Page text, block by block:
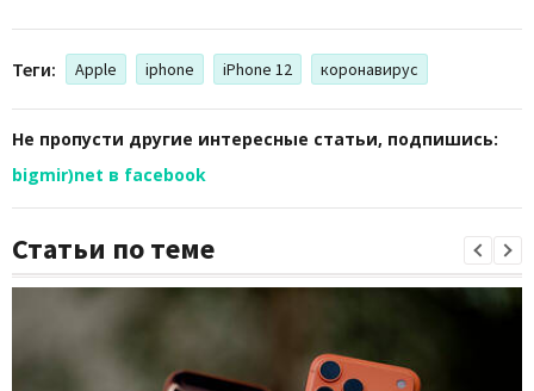
Теги: Apple iphone iPhone 12 коронавирус
Не пропусти другие интересные статьи, подпишись:
bigmir)net в facebook
Статьи по теме